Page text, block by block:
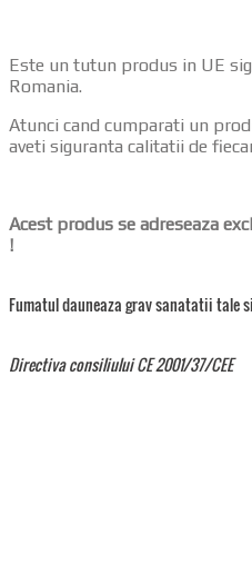
Este un tutun produs in UE
Romania.
Atunci cand cumparati un
aveti siguranta calitatii de
Acest produs se adreseaza
!
Fumatul dauneaza grav sanatatii tale
Directiva consiliului CE 2001/37/CEE